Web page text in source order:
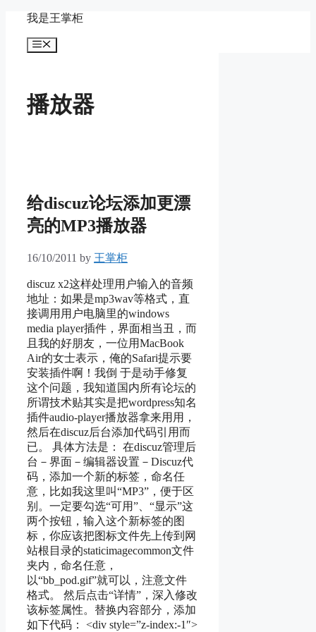
content
我是王掌柜
Menu
播放器
给discuz论坛添加更漂
亮的MP3播放器
16/10/2011 by 王掌柜
discuz x2这样处理用户输入的音频
地址：如果是mp3wav等格式，直
接调用用户电脑里的windows
media player插件，界面相当丑，而
且我的好朋友，一位用MacBook
Air的女士表示，俺的Safari提示要
安装插件啊！我倒 于是动手修复
这个问题，我知道国内所有论坛的
所谓技术贴其实是把wordpress知名
插件audio-player播放器拿来用用，
然后在discuz后台添加代码引用而
已。 具体方法是： 在discuz管理后
台－界面－编辑器设置－Discuz代
码，添加一个新的标签，命名任
意，比如我这里叫“MP3”，便于区
别。一定要勾选“可用”、“显示”这
两个按钮，输入这个新标签的图
标，你应该把图标文件先上传到网
站根目录的staticimagecommon文件
夹内，命名任意，
以“bb_pod.gif”就可以，注意文件
格式。 然后点击“详情”，深入修改
该标签属性。替换内容部分，添加
如下代码： <div style=”z-index:-1″>